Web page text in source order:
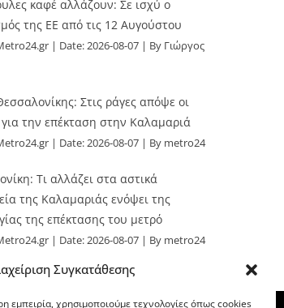
Συγκατάθεσης
εμπειρία, χρησιμοποιούμε τεχνολογίες όπως cookies
καφέ αλλάζουν: Σε ισχύ ο
της ΕΕ από τις 12 Αυγούστου
Date: 2026-08-07
By Γιώργος
Στις ράγες απόψε οι
για την επέκταση στην Καλαμαριά
Date: 2026-08-07 By metro24
Τι αλλάζει στα αστικά
της Καλαμαριάς ενόψει της
της επέκτασης του μετρό
Date: 2026-08-07 By metro24